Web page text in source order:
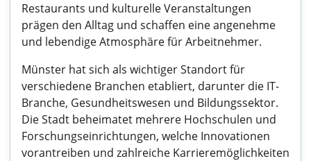
Restaurants und kulturelle Veranstaltungen
prägen den Alltag und schaffen eine angenehme
und lebendige Atmosphäre für Arbeitnehmer.
Münster hat sich als wichtiger Standort für
verschiedene Branchen etabliert, darunter die IT-
Branche, Gesundheitswesen und Bildungssektor.
Die Stadt beheimatet mehrere Hochschulen und
Forschungseinrichtungen, welche Innovationen
vorantreiben und zahlreiche Karrieremöglichkeiten